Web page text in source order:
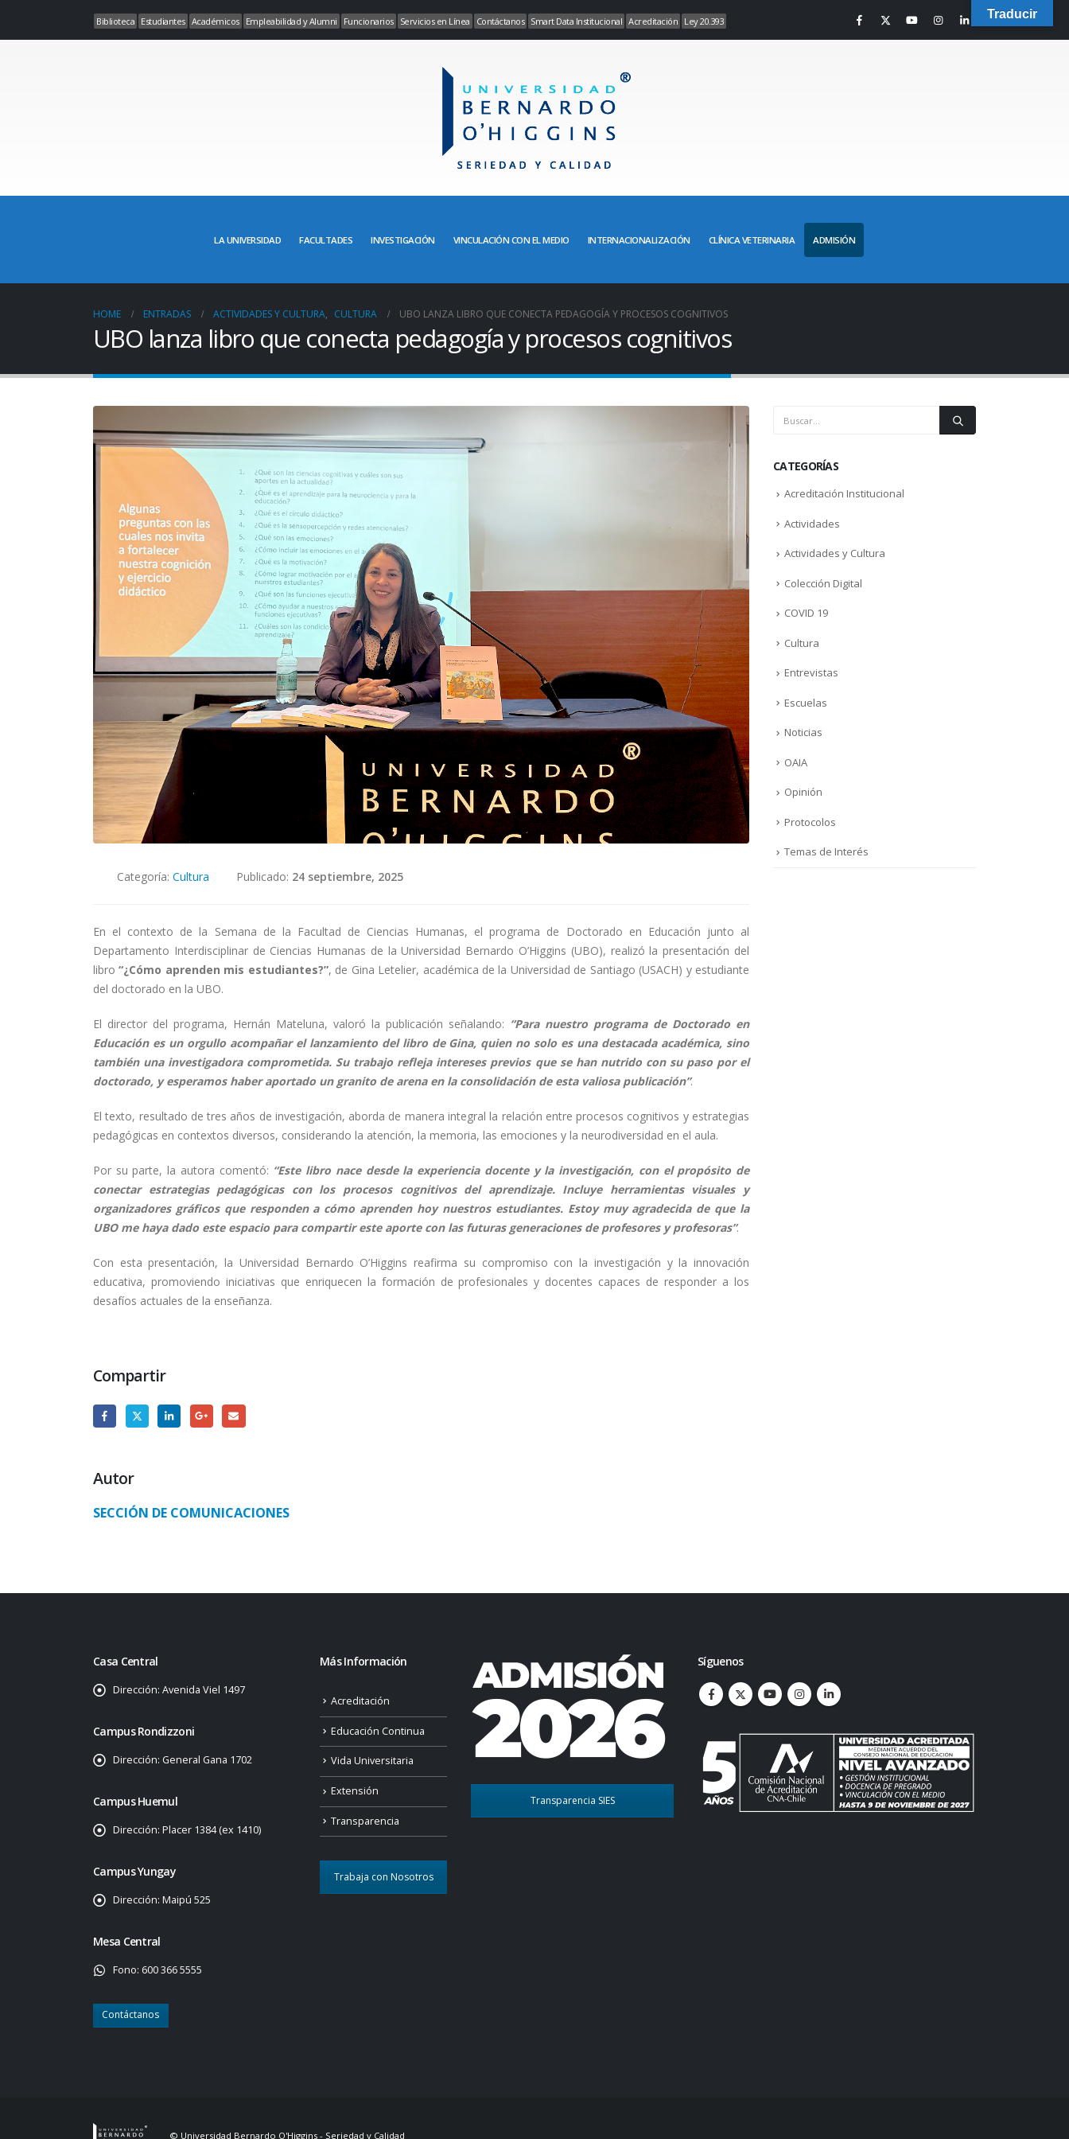
Biblioteca Estudiantes Académicos Empleabilidad y Alumni Funcionarios Servicios en Línea Contáctanos Smart Data Institucional Acreditación Ley 20.393
LA UNIVERSIDAD FACULTADES INVESTIGACIÓN VINCULACIÓN CON EL MEDIO INTERNACIONALIZACIÓN CLÍNICA VETERINARIA ADMISIÓN
HOME ENTRADAS ACTIVIDADES Y CULTURA, CULTURA UBO LANZA LIBRO QUE CONECTA PEDAGOGÍA Y PROCESOS COGNITIVOS
UBO lanza libro que conecta pedagogía y procesos cognitivos
Categoría: Cultura Publicado: 24 septiembre, 2025
En el contexto de la Semana de la Facultad de Ciencias Humanas, el programa de Doctorado en Educación junto al
Departamento Interdisciplinar de Ciencias Humanas de la Universidad Bernardo O’Higgins (UBO), realizó la presentación del
libro“¿Cómo aprenden mis estudiantes?”, de Gina Letelier, académica de la Universidad de Santiago (USACH) y estudiante
del doctorado en la UBO.
El director del programa, Hernán Mateluna, valoró la publicación señalando: “Para nuestro programa de Doctorado en
Educación es un orgullo acompañar el lanzamiento del libro de Gina, quien no solo es una destacada académica, sino
también una investigadora comprometida. Su trabajo refleja intereses previos que se han nutrido con su paso por el
doctorado, y esperamos haber aportado un granito de arena en la consolidación de esta valiosa publicación”.
El texto, resultado de tres años de investigación, aborda de manera integral la relación entre procesos cognitivos y estrategias
pedagógicas en contextos diversos, considerando la atención, la memoria, las emociones y la neurodiversidad en el aula.
Por su parte, la autora comentó: “Este libro nace desde la experiencia docente y la investigación, con el propósito de
conectar estrategias pedagógicas con los procesos cognitivos del aprendizaje. Incluye herramientas visuales y
organizadores gráficos que responden a cómo aprenden hoy nuestros estudiantes. Estoy muy agradecida de que la
UBO me haya dado este espacio para compartir este aporte con las futuras generaciones de profesores y profesoras”.
Con esta presentación, la Universidad Bernardo O’Higgins reafirma su compromiso con la investigación y la innovación
educativa, promoviendo iniciativas que enriquecen la formación de profesionales y docentes capaces de responder a los
desafíos actuales de la enseñanza.
Compartir
Autor
SECCIÓN DE COMUNICACIONES
CATEGORÍAS
Acreditación Institucional
Actividades
Actividades y Cultura
Colección Digital
COVID 19
Cultura
Entrevistas
Escuelas
Noticias
OAIA
Opinión
Protocolos
Temas de Interés
Casa Central
Dirección: Avenida Viel 1497
Campus Rondizzoni
Dirección: General Gana 1702
Campus Huemul
Dirección: Placer 1384 (ex 1410)
Campus Yungay
Dirección: Maipú 525
Mesa Central
Fono: 600 366 5555
Contáctanos
Más Información
Acreditación
Educación Continua
Vida Universitaria
Extensión
Transparencia
Trabaja con Nosotros
Transparencia SIES
Síguenos
© Universidad Bernardo O'Higgins - Seriedad y Calidad
Traducir